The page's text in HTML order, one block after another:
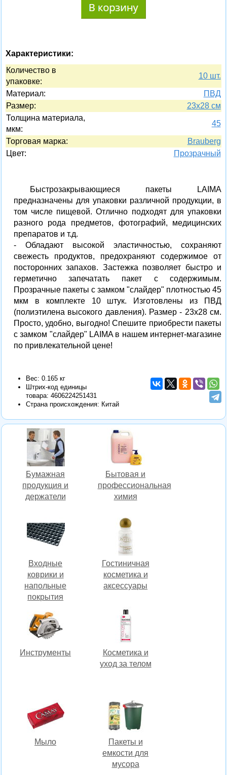
Характеристики:
Количество в
упaковке:
10 шт.
Материал:
ПВД
Размер:
23х28 см
Толщина материала,
мкм:
45
Торговая марка:
Brauberg
Цвет:
Прозрачный
Быстрозакрывающиеся пакеты LAIMA
предназначены для упаковки различной продукции, в
том числе пищевой. Отлично подходят для упаковки
разного рода предметов, фотографий, медицинских
препаратов и т.д.
- Обладают высокой эластичностью, сохраняют
свежесть продуктов, предохраняют содержимое от
посторонних запахов. Застежка позволяет быстро и
герметично запечатать пакет с содержимым.
Прозрачные пакеты с замком "слайдер" плотностью 45
мкм в комплекте 10 штук. Изготовлены из ПВД
(полиэтилена высокого давления). Размер - 23х28 см.
Просто, удобно, выгодно! Спешите приобрести пакеты
с замком "слайдер" LAIMA в нашем интернет-магазине
по привлекательной цене!
Вес: 0.165 кг
Штрих-код единицы
товара: 4606224251431
Страна происхождения: Китай
Бумажная
продукция и
держатели
Бытовая и
профессиональная
химия
Входные
коврики и
напольные
покрытия
Гостиничная
косметика и
аксессуары
Инструменты
Косметика и
уход за телом
Мыло
Пакеты и
емкости для
мусора